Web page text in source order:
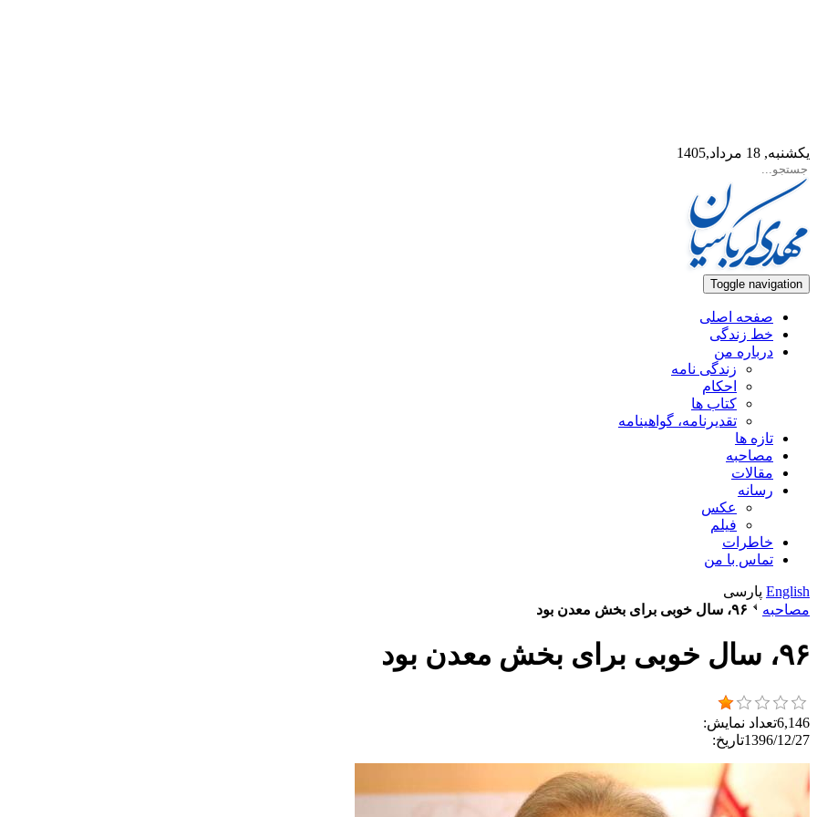
یکشنبه, 18 مرداد,1405
Toggle navigation
صفحه اصلی
خط زندگی
درباره من
زندگی نامه
احکام
کتاب ها
تقدیرنامه، گواهینامه
تازه ها
مصاحبه
مقالات
رسانه
عکس
فیلم
خاطرات
تماس با من
English پارسی
مصاحبه
۹۶‌، سال خوبی برای بخش معدن بود
۹۶‌، سال خوبی برای بخش معدن بود
6,146تعداد نمایش:
1396/12/27تاریخ: